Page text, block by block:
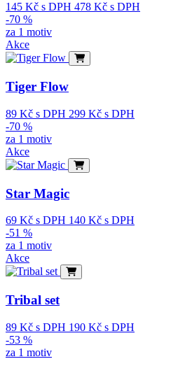
145 Kč s DPH 478 Kč s DPH
-70 %
za 1 motiv
Akce
Tiger Flow
89 Kč s DPH 299 Kč s DPH
-70 %
za 1 motiv
Akce
Star Magic
69 Kč s DPH 140 Kč s DPH
-51 %
za 1 motiv
Akce
Tribal set
89 Kč s DPH 190 Kč s DPH
-53 %
za 1 motiv